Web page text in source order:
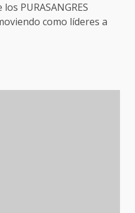
PURASANGRES
como líderes a